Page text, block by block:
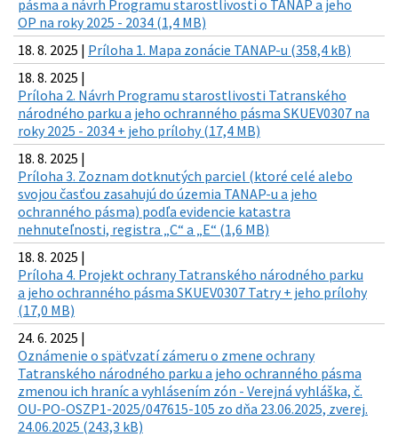
pásma a návrh Programu starostlivosti o TANAP a jeho
OP na roky 2025 - 2034 (1,4 MB)
18. 8. 2025 | Príloha 1. Mapa zonácie TANAP-u (358,4 kB)
18. 8. 2025 |
Príloha 2. Návrh Programu starostlivosti Tatranského
národného parku a jeho ochranného pásma SKUEV0307 na
roky 2025 - 2034 + jeho prílohy (17,4 MB)
18. 8. 2025 |
Príloha 3. Zoznam dotknutých parciel (ktoré celé alebo
svojou časťou zasahujú do územia TANAP-u a jeho
ochranného pásma) podľa evidencie katastra
nehnuteľnosti, registra „C“ a „E“ (1,6 MB)
18. 8. 2025 |
Príloha 4. Projekt ochrany Tatranského národného parku
a jeho ochranného pásma SKUEV0307 Tatry + jeho prílohy
(17,0 MB)
24. 6. 2025 |
Oznámenie o späťvzatí zámeru o zmene ochrany
Tatranského národného parku a jeho ochranného pásma
zmenou ich hraníc a vyhlásením zón - Verejná vyhláška, č.
OU-PO-OSZP1-2025/047615-105 zo dňa 23.06.2025, zverej.
24.06.2025 (243,3 kB)